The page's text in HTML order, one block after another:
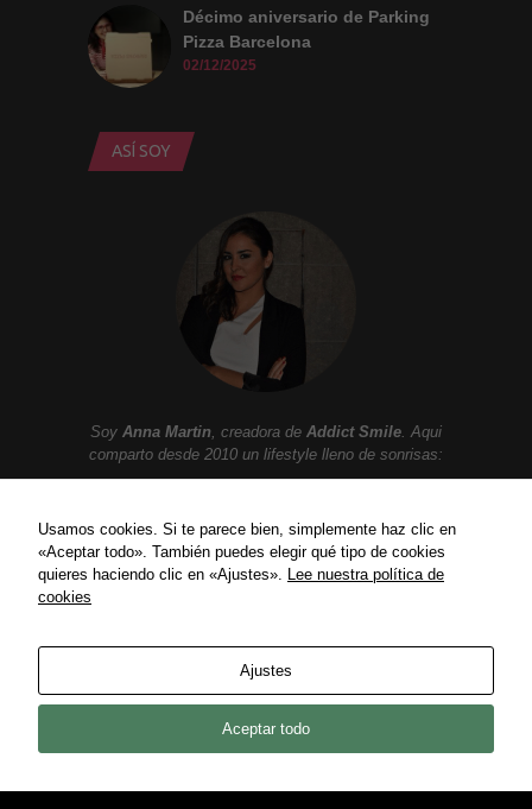
Décimo aniversario de Parking
Pizza Barcelona
02/12/2025
ASÍ SOY
Soy Anna Martin, creadora de Addict Smile. Aqui
comparto desde 2010 un lifestyle lleno de sonrisas:
Política de privacidad
Política de Cookies
Usamos cookies. Si te parece bien, simplemente haz clic en
«Aceptar todo». También puedes elegir qué tipo de cookies
quieres haciendo clic en «Ajustes». Lee nuestra política de
cookies
Ajustes
Aceptar todo